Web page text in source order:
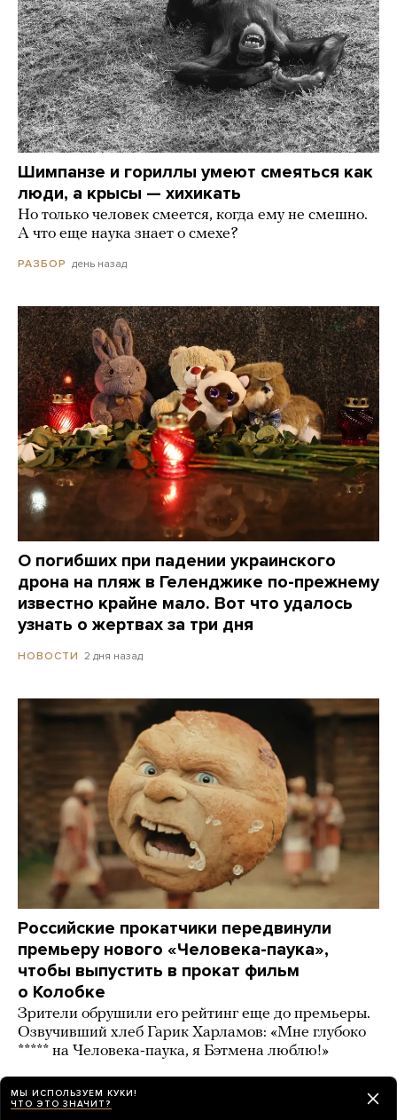
Шимпанзе и гориллы умеют смеяться как
люди, а крысы — хихикать
Но только человек смеется, когда ему не смешно.
А что еще наука знает о смехе?
РАЗБОР день назад
О погибших при падении украинского
дрона на пляж в Геленджике по-прежнему
известно крайне мало. Вот что удалось
узнать о жертвах за три дня
НОВОСТИ 2 дня назад
Российские прокатчики передвинули
премьеру нового «Человека-паука»,
чтобы выпустить в прокат фильм
о Колобке
Зрители обрушили его рейтинг еще до премьеры.
Озвучивший хлеб Гарик Харламов: «Мне глубоко
***** на Человека-паука, я Бэтмена люблю!»
ИСТОРИИ 2 дня назад
МЫ ИСПОЛЬЗУЕМ КУКИ!
ЧТО ЭТО ЗНАЧИТ?